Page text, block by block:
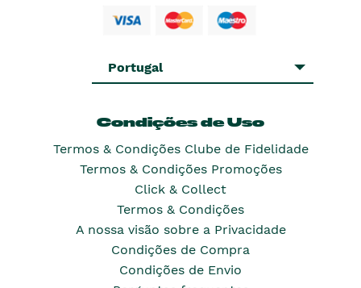
Portugal
Condições de Uso
Termos & Condições Clube de Fidelidade
Termos & Condições Promoções
Click & Collect
Termos & Condições
A nossa visão sobre a Privacidade
Condições de Compra
Condições de Envio